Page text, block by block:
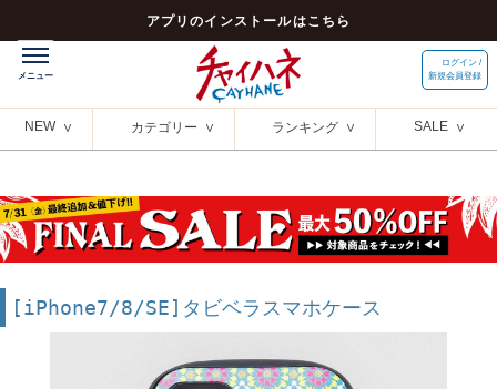
アプリのインストールはこちら
ログイン /
新規会員登録
NEW カテゴリー ランキング SALE
[iPhone7/8/SE]タビベラスマホケース